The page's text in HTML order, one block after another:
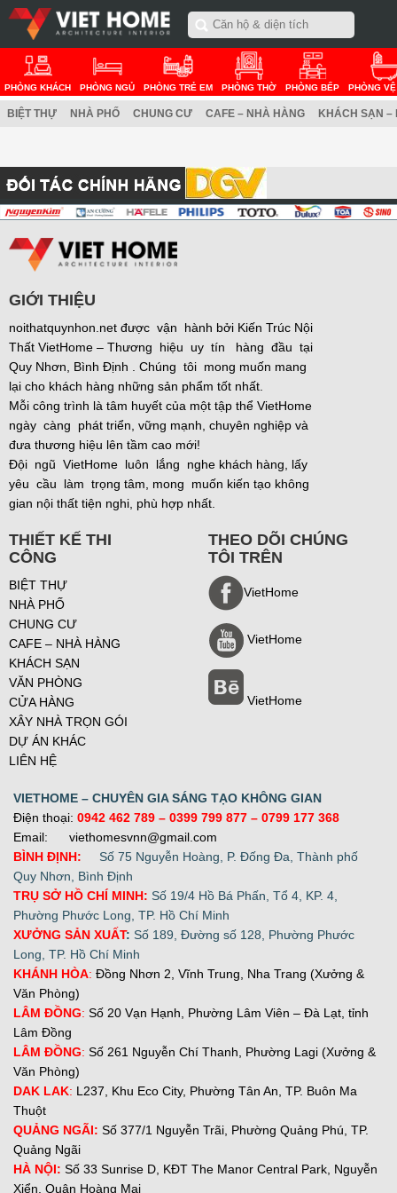
PHÒNG KHÁCH PHÒNG NGỦ PHÒNG TRẺ EM PHÒNG THỜ PHÒNG BẾP PHÒNG
BIỆT THỰ NHÀ PHỐ CHUNG CƯ CAFE – NHÀ HÀNG KHÁCH SẠN –
GIỚI THIỆU
noithatquynhon.net được vận hành bởi Kiến Trúc Nội
Thất VietHome – Thương hiệu uy tín hàng đầu tại
Quy Nhơn, Bình Định . Chúng tôi mong muốn mang
lại cho khách hàng những sản phẩm tốt nhất.
Mỗi công trình là tâm huyết của một tập thể VietHome
ngày càng phát triển, vững mạnh, chuyên nghiệp và
đưa thương hiệu lên tầm cao mới!
Đội ngũ VietHome luôn lắng nghe khách hàng, lấy
yêu cầu làm trọng tâm, mong muốn kiến tạo không
gian nội thất tiện nghi, phù hợp nhất.
THIẾT KẾ THI
CÔNG
BIỆT THỰ
NHÀ PHỐ
CHUNG CƯ
CAFE – NHÀ HÀNG
KHÁCH SẠN
VĂN PHÒNG
CỬA HÀNG
XÂY NHÀ TRỌN GÓI
DỰ ÁN KHÁC
LIÊN HỆ
THEO DÕI CHÚNG
TÔI TRÊN
VietHome
VietHome
VietHome
VIETHOME – CHUYÊN GIA SÁNG TẠO KHÔNG GIAN
Điện thoại: 0942 462 789 – 0399 799 877 – 0799 177 368
Email: viethomesvnn@gmail.com
BÌNH ĐỊNH:
Số 75 Nguyễn Hoàng, P. Đống Đa, Thành phố
Quy Nhơn, Bình Định
TRỤ SỞ HỒ CHÍ MINH: Số 19/4 Hồ Bá Phấn, Tổ 4, KP. 4,
Phường Phước Long, TP. Hồ Chí Minh
XƯỞNG SẢN XUẤT: Số 189, Đường số 128, Phường Phước
Long, TP. Hồ Chí Minh
KHÁNH HÒA: Đồng Nhơn 2, Vĩnh Trung, Nha Trang (Xưởng &
Văn Phòng)
LÂM ĐỒNG: Số 20 Vạn Hạnh, Phường Lâm Viên – Đà Lạt, tỉnh
Lâm Đồng
LÂM ĐỒNG: Số 261 Nguyễn Chí Thanh, Phường Lagi (Xưởng &
Văn Phòng)
DAK LAK: L237, Khu Eco City, Phường Tân An, TP. Buôn Ma
Thuột
QUẢNG NGÃI: Số 377/1 Nguyễn Trãi, Phường Quảng Phú, TP.
Quảng Ngãi
HÀ NỘI: Số 33 Sunrise D, KĐT The Manor Central Park, Nguyễn
Xiển, Quận Hoàng Mai